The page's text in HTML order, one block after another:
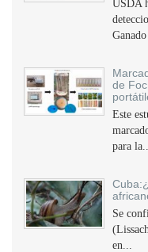
USDA
de
Este
para
Se
en...